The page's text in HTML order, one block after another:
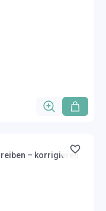
– korrigieren